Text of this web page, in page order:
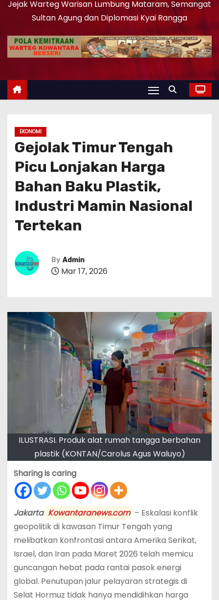
Jejak Warteg Warisan Lumbung Mataram, Semangat
Sultan Agung dan Diplomasi Kyai Rangga
EKONOMI
Gejolak Timur Tengah
Picu Lonjakan Harga
Bahan Baku Plastik,
Industri Mamin Nasional
Tertekan
By Admin
Mar 17, 2026
ILUSTRASI. Produk alat rumah tangga berbahan
plastik (KONTAN/Carolus Agus Waluyo)
Sharing is caring
Jakarta Kowantaranews.com – Eskalasi konflik
geopolitik di kawasan Timur Tengah yang
melibatkan konfrontasi antara Amerika Serikat,
Israel, dan Iran pada Maret 2026 telah memicu
guncangan hebat pada rantai pasok energi
global. Penutupan jalur pelayaran strategis di
Selat Hormuz tidak hanya mendidihkan harga